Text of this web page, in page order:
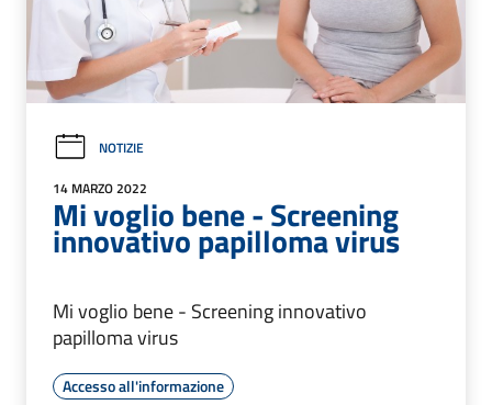
NOTIZIE
14 MARZO 2022
Mi voglio bene - Screening
innovativo papilloma virus
Mi voglio bene - Screening innovativo
papilloma virus
Accesso all'informazione